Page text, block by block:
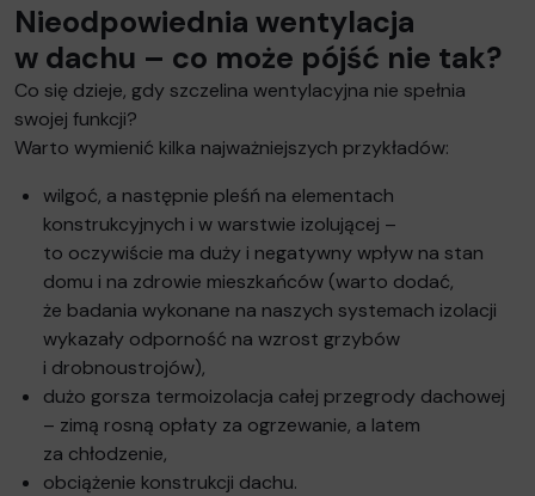
Nieodpowiednia wentylacja
w dachu – co może pójść nie tak?
Co się dzieje, gdy szczelina wentylacyjna nie spełnia
swojej funkcji?
Warto wymienić kilka najważniejszych przykładów:
wilgoć, a następnie pleśń na elementach
konstrukcyjnych i w warstwie izolującej –
to oczywiście ma duży i negatywny wpływ na stan
domu i na zdrowie mieszkańców (warto dodać,
że badania wykonane na naszych systemach izolacji
wykazały odporność na wzrost grzybów
i drobnoustrojów),
dużo gorsza termoizolacja całej przegrody dachowej
– zimą rosną opłaty za ogrzewanie, a latem
za chłodzenie,
obciążenie konstrukcji dachu.